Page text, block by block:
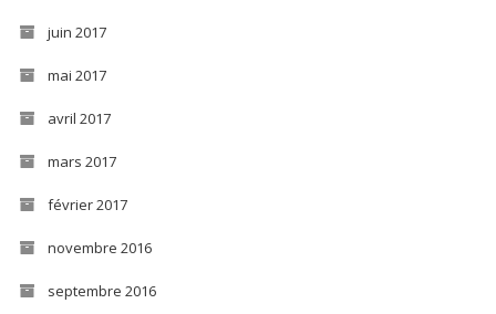
juin 2017
mai 2017
avril 2017
mars 2017
février 2017
novembre 2016
septembre 2016